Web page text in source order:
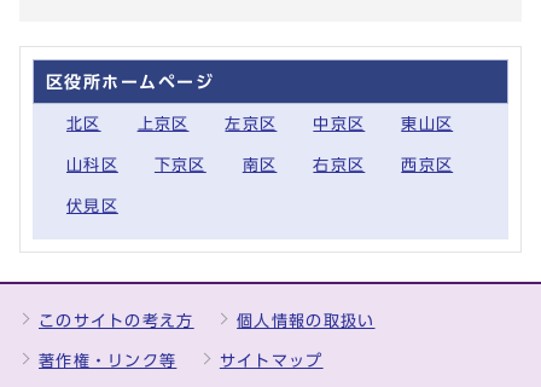
区役所ホームページ
北区 上京区 左京区 中京区 東山区
山科区 下京区 南区 右京区 西京区
伏見区
このサイトの考え方 個人情報の取扱い
著作権・リンク等 サイトマップ